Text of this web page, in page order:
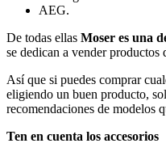
AEG.
De todas ellas Moser es una
se dedican a vender productos
Así que si puedes comprar
eligiendo un buen producto,
recomendaciones de modelos
Ten en cuenta los accesorios